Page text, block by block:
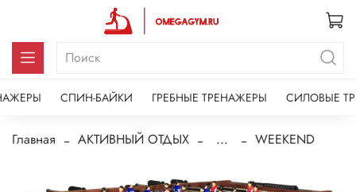
СПИН-БАЙКИ ГРЕБНЫЕ ТРЕНАЖЕРЫ СИЛОВЫЕ
Главная АКТИВНЫЙ ОТДЫХ ... WEEKEND